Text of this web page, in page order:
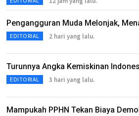
Pengangguran Muda Melonjak,
EDITORIAL 2 hari yang lalu.
Turunnya Angka Kemiskinan
EDITORIAL 3 hari yang lalu.
Mampukah PPHN Tekan Biaya